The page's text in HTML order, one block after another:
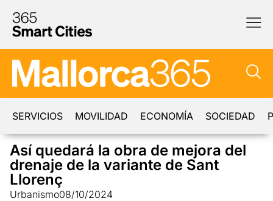
SERVICIOS MOVILIDAD ECONOMÍA SOCIEDAD
Así quedará la obra de mejora del
drenaje de la variante de Sant
Llorenç
Urbanismo08/10/2024